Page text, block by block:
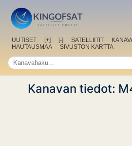
UUTISET [+] [-] SATELLIITIT
HAUTAUSMAA
SIVUSTON KARTTA
Kanavan tiedot: